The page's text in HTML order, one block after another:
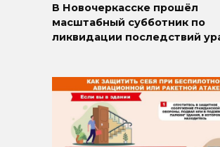
В Новочеркасске прошёл
масштабный субботник по
ликвидации последствий